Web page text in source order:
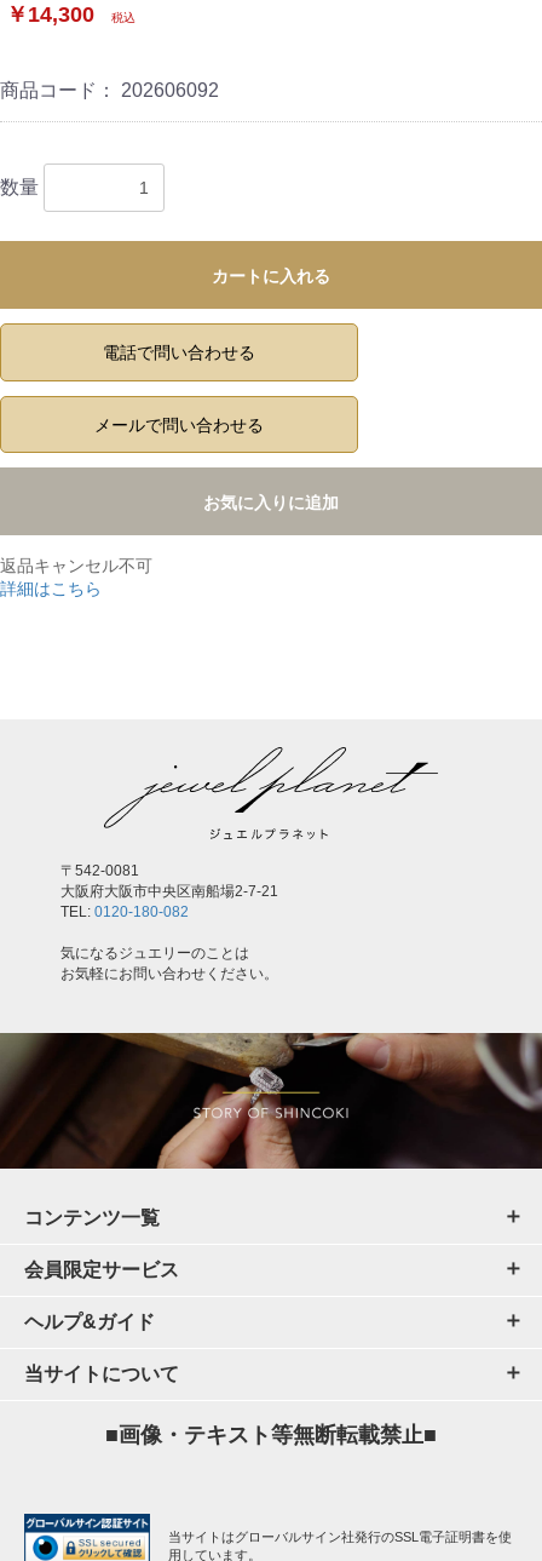
￥14,300 税込
商品コード： 202606092
数量
カートに入れる
電話で問い合わせる
メールで問い合わせる
お気に入りに追加
返品キャンセル不可
詳細はこちら
〒542-0081
大阪府大阪市中央区南船場2-7-21
TEL: 0120-180-082
気になるジュエリーのことは
お気軽にお問い合わせください。
コンテンツ一覧
会員限定サービス
ヘルプ&ガイド
当サイトについて
■画像・テキスト等無断転載禁止■
当サイトはグローバルサイン社発行のSSL電子証明書を使
用しています。